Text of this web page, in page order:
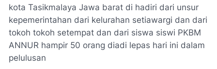
kota Tasikmalaya Jawa barat di hadiri dari unsur
kepemerintahan dari kelurahan setiawargi dan dari
tokoh tokoh setempat dan dari siswa siswi PKBM
ANNUR hampir 50 orang diadi lepas hari ini dalam
pelulusan